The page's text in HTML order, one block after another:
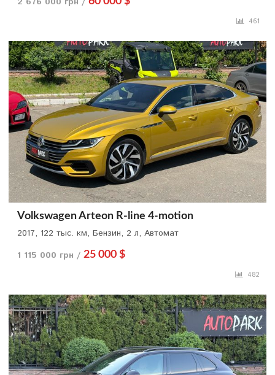
461
Volkswagen Arteon R-line 4-motion
2017, 122 тыс. км, Бензин, 2 л, Автомат
1 115 000 грн / 25 000 $
482